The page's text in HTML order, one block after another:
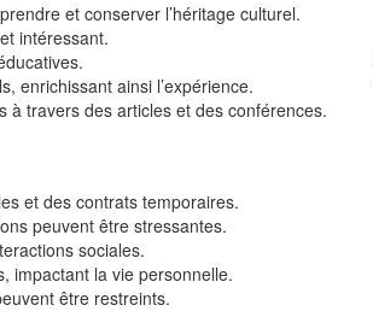
et conserver l’héritage culturel.
intéressant.
enrichissant ainsi l’expérience.
travers des articles et des conférences.
et des contrats temporaires.
peuvent être stressantes.
sociales.
impactant la vie personnelle.
être restreints.